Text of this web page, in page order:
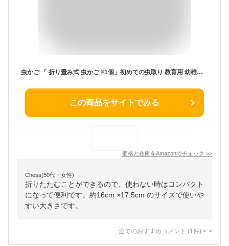
虫かご 「 折り畳み式 虫かご ×1個」初めての虫取り 教育用 幼稚園児 小学生 子供 【 サイズ 直径 16cm 高さ17.5㎝ 】コンパクト 収納 軽量 ポリエステル メッシュ 虫取り 昆虫ネット 虫網 昆虫採集 昆虫飼育 魚取り アミ 夏休み アウトドア 公園 山 川 バッタ カマキリ 蝶々 魚 アーテック
この商品をサイトでみる
価格と在庫をAmazonでチェック >>
Chess(50代・女性)
折りたたむことができるので、使わない時はコンパクト
になって便利です。約16cm ×17.5cm のサイズで使いや
すい大きさです。
全てのおすすめコメント (1 件) >